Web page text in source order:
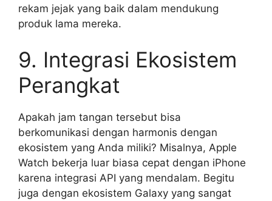
rekam jejak yang baik dalam mendukung
produk lama mereka.
9. Integrasi Ekosistem
Perangkat
Apakah jam tangan tersebut bisa
berkomunikasi dengan harmonis dengan
ekosistem yang Anda miliki? Misalnya, Apple
Watch bekerja luar biasa cepat dengan iPhone
karena integrasi API yang mendalam. Begitu
juga dengan ekosistem Galaxy yang sangat